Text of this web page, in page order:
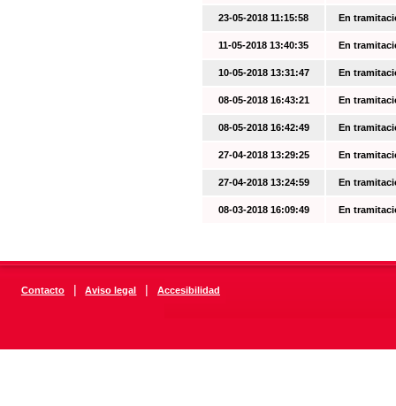
23-05-2018 11:15:58 En
11-05-2018 13:40:35 En
10-05-2018 13:31:47 En
08-05-2018 16:43:21 En
08-05-2018 16:42:49 En
27-04-2018 13:29:25 En
27-04-2018 13:24:59 En
08-03-2018 16:09:49 En
Contacto | Aviso legal | Accesibilidad